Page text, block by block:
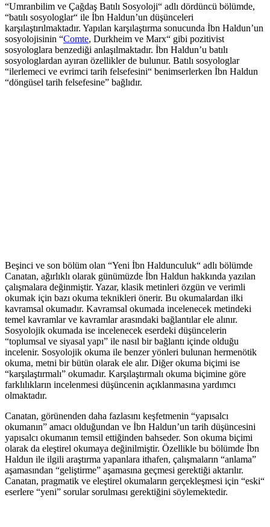
“Umranbilim ve Çağdaş Batılı Sosyoloji“ adlı dördüncü bölümde,
“batılı sosyologlar“ ile İbn Haldun’un düşünceleri
karşılaştırılmaktadır. Yapılan karşılaştırma sonucunda İbn Haldun’un
sosyolojisinin “Comte, Durkheim ve Marx“ gibi pozitivist
sosyologlara benzediği anlaşılmaktadır. İbn Haldun’u batılı
sosyologlardan ayıran özellikler de bulunur. Batılı sosyologlar
“ilerlemeci ve evrimci tarih felsefesini“ benimserlerken İbn Haldun
“döngüsel tarih felsefesine” bağlıdır.
Beşinci ve son bölüm olan “Yeni İbn Haldunculuk“ adlı bölümde
Canatan, ağırlıklı olarak günümüzde İbn Haldun hakkında yazılan
çalışmalara değinmiştir. Yazar, klasik metinleri özgün ve verimli
okumak için bazı okuma teknikleri önerir. Bu okumalardan ilki
kavramsal okumadır. Kavramsal okumada incelenecek metindeki
temel kavramlar ve kavramlar arasındaki bağlantılar ele alınır.
Sosyolojik okumada ise incelenecek eserdeki düşüncelerin
“toplumsal ve siyasal yapı” ile nasıl bir bağlantı içinde olduğu
incelenir. Sosyolojik okuma ile benzer yönleri bulunan hermenötik
okuma, metni bir bütün olarak ele alır. Diğer okuma biçimi ise
“karşılaştırmalı” okumadır. Karşılaştırmalı okuma biçimine göre
farklılıkların incelenmesi düşüncenin açıklanmasına yardımcı
olmaktadır.
Canatan, görünenden daha fazlasını keşfetmenin “yapısalcı
okumanın” amacı olduğundan ve İbn Haldun’un tarih düşüncesini
yapısalcı okumanın temsil ettiğinden bahseder. Son okuma biçimi
olarak da eleştirel okumaya değinilmiştir. Özellikle bu bölümde İbn
Haldun ile ilgili araştırma yapanlara ithafen, çalışmaların “anlama”
aşamasından “geliştirme” aşamasına geçmesi gerektiği aktarılır.
Canatan, pragmatik ve eleştirel okumaların gerçekleşmesi için “eski“
eserlere “yeni” sorular sorulması gerektiğini söylemektedir.